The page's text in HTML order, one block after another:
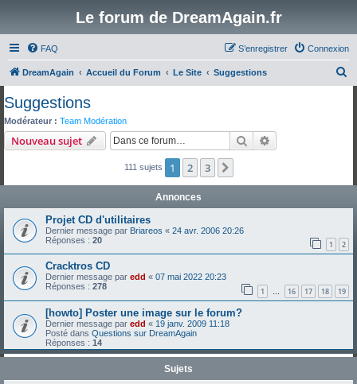
Le forum de DreamAgain.fr
FAQ Connexion
S’enregistrer
DreamAgain Accueil du Forum Le Site Suggestions
c
Suggestions
Modérateur : Team Modération
Nouveau sujet Rechercher
111 sujets 1 2 3
Annonces
Projet CD d'utilitaires
Dernier message par Briareos « 24 avr. 2006 20:26
Réponses : 20 1 2
Cracktros CD
Dernier message par edd « 07 mai 2022 20:23
Réponses : 278 1 … 16 17 18 19
[howto] Poster une image sur le forum?
Dernier message par edd « 19 janv. 2009 11:18
Posté dans Questions sur DreamAgain
Réponses : 14
Sujets